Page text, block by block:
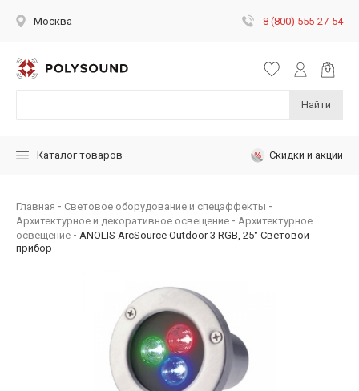
Москва 8 (800) 555-27-54
Найти
Каталог товаров Скидки и акции
Главная
Световое оборудование и спецэффекты
Архитектурное и декоративное освещение
Архитектурное
освещение
ANOLIS ArcSource Outdoor 3 RGB, 25° Световой
прибор